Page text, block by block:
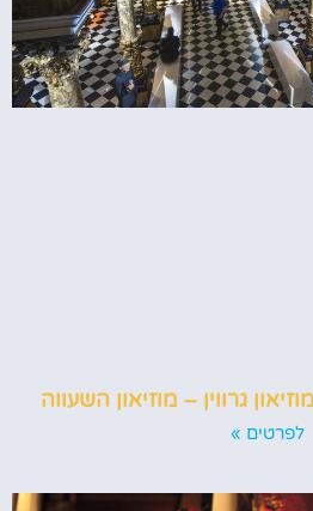
גרווין – מוזיאון השעווה
לפרטים »